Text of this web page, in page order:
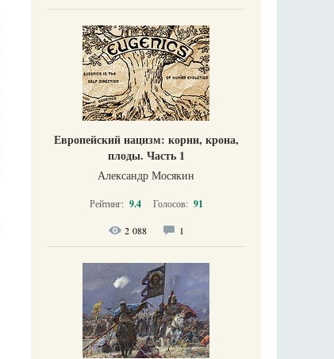
Европейский нацизм: корни, крона,
плоды. Часть 1
Александр Мосякин
Рейтинг: 9.4 Голосов: 91
2 088 1